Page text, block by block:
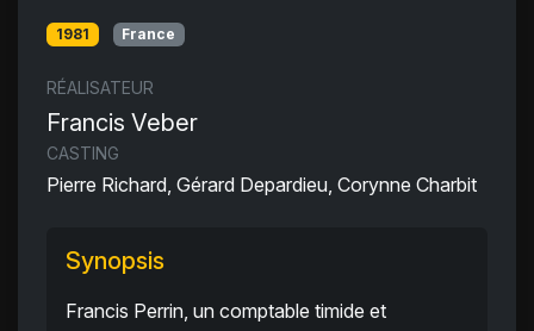
1981 France
RÉALISATEUR
Francis Veber
CASTING
Pierre Richard, Gérard Depardieu, Corynne Charbit
Synopsis
Francis Perrin, un comptable timide et